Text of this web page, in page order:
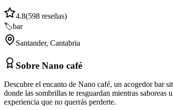
4.8(598 reseñas)
🏷️bar
Santander, Cantabria
Sobre Nano café
Descubre el encanto de Nano café, un acogedor bar
donde las sombrillas te resguardan mientras
experiencia que no querrás perderte.